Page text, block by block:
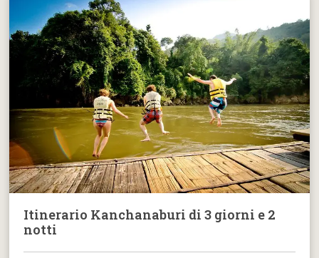
Itinerario Kanchanaburi di 3 giorni e 2
notti